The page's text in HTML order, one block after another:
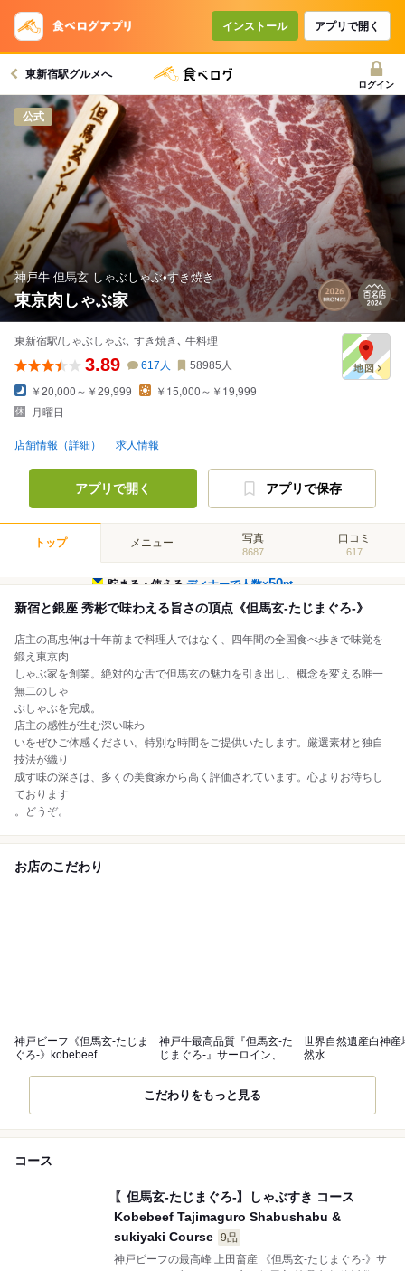
インストール アプリで開く
東新宿駅グルメへ
ログイン
公式
神戸牛 但馬玄 しゃぶしゃぶ•すき焼き
東京肉しゃぶ家
東新宿駅/しゃぶしゃぶ､ すき焼き､ 牛料理
3.89 617 人 58985 人
￥20,000～￥29,999
￥15,000～￥19,999
月曜日
店舗情報（詳細） 求人情報
アプリで開く アプリで保存
トップ メニュー 写真
8687
口コミ
617
貯まる・使えるディナーで人数×50pt
新宿と銀座 秀彬で味わえる旨さの頂点《但馬玄-たじまぐろ-》
店主の髙忠伸は十年前まで料理人ではなく、四年間の全国食べ歩きで味覚を
鍛え東京肉
しゃぶ家を創業。絶対的な舌で但馬玄の魅力を引き出し、概念を変える唯一
無二のしゃ
ぶしゃぶを完成。
店主の感性が生む深い味わ
いをぜひご体感ください。特別な時間をご提供いたします。厳選素材と独自
技法が織り
成す味の深さは、多くの美食家から高く評価されています。心よりお待ちし
ております
。どうぞ。
お店のこだわり
神戸ビーフ《但馬玄-たじま
ぐろ-》kobebeef
神戸牛最高品質『但馬玄-た
じまぐろ-』サーロイン、リ
世界自然遺産白神産
然水
こだわりをもっと見る
コース
〖但馬玄-たじまぐろ-〗しゃぶすき コース
Kobebeef Tajimaguro Shabushabu &
sukiyaki Course 9品
神戸ビーフの最高峰 上田畜産 《但馬玄-たじまぐろ-》サ